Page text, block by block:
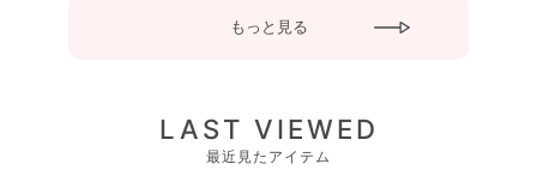
もっと見る
LAST VIEWED
最近見たアイテム